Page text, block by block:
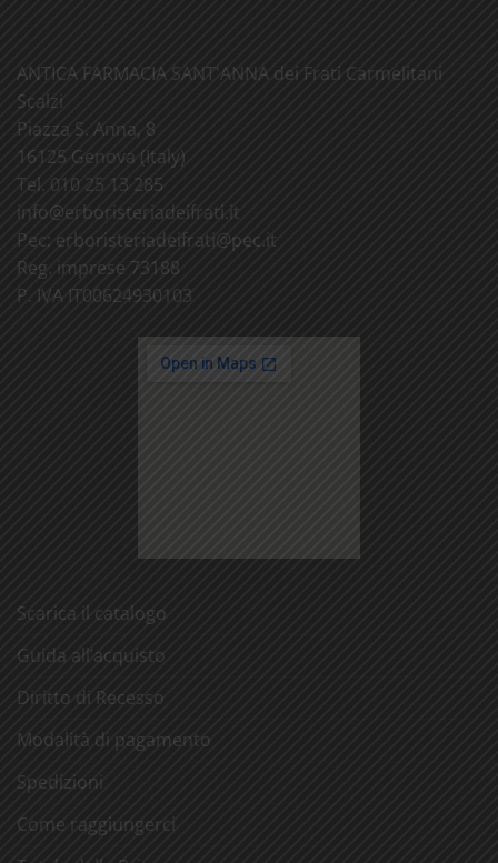
ANTICA FARMACIA SANT'ANNA dei Frati Carmelitani
Scalzi
Piazza S. Anna, 8
16125 Genova (Italy)
Tel. 010 25 13 285
info@erboristeriadeifrati.it
Pec: erboristeriadeifrati@pec.it
Reg. imprese 73188
P. IVA IT00624930103
Scarica il catalogo
Guida all’acquisto
Diritto di Recesso
Modalità di pagamento
Spedizioni
Come raggiungerci